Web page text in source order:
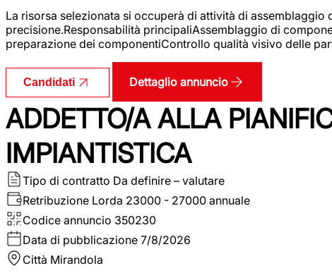
La risorsa selezionata si occuperà di attività di
precisione.Responsabilità principaliAssemblaggio di
preparazione dei componentiControllo qualità visivo delle
Candidati Dettaglio annuncio
ADDETTO/A ALLA
IMPIANTISTICA
Tipo di contratto Da definire – valutare
Retribuzione Lorda 23000 - 27000 annuale
Codice annuncio 350230
Data di pubblicazione 7/8/2026
Città Mirandola